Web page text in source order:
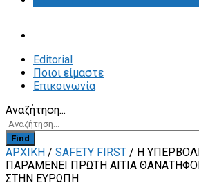
Editorial
Ποιοι είμαστε
Επικοινωνία
Αναζήτηση...
Find
ΑΡΧΙΚΗ / SAFETY FIRST / Η
ΠΑΡΑΜΈΝΕΙ ΠΡΏΤΗ ΑΙΤΊΑ
ΣΤΗΝ ΕΥΡΏΠΗ